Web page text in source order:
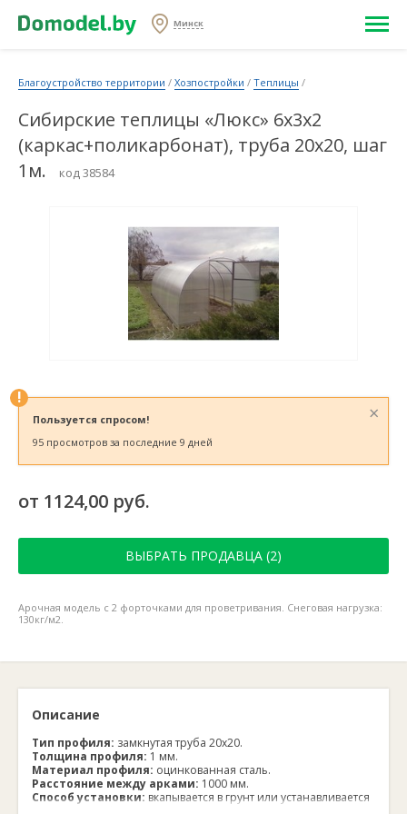
Минск
Благоустройство территории / Хозпостройки / Теплицы /
Сибирские теплицы «Люкс» 6х3х2
(каркас+поликарбонат), труба 20х20, шаг
1м.
код 38584
!
×
Пользуется спросом!
95 просмотров за последние 9 дней
от 1124,00 руб.
ВЫБРАТЬ ПРОДАВЦА (2)
Арочная модель с 2 форточками для проветривания. Снеговая нагрузка:
130кг/м2.
Описание
Тип профиля: замкнутая труба 20х20.
Толщина профиля: 1 мм.
Материал профиля: оцинкованная сталь.
Расстояние между арками: 1000 мм.
Способ установки: вкапывается в грунт или устанавливается